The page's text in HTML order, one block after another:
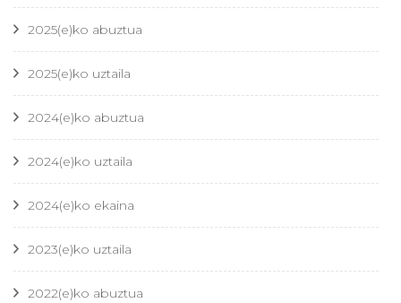
2025(e)ko abuztua
2025(e)ko uztaila
2024(e)ko abuztua
2024(e)ko uztaila
2024(e)ko ekaina
2023(e)ko uztaila
2022(e)ko abuztua